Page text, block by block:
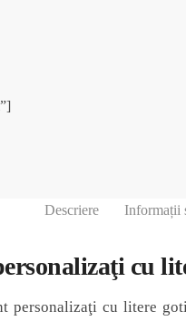
Descriere Informații
cu
personalizaţi cu litere